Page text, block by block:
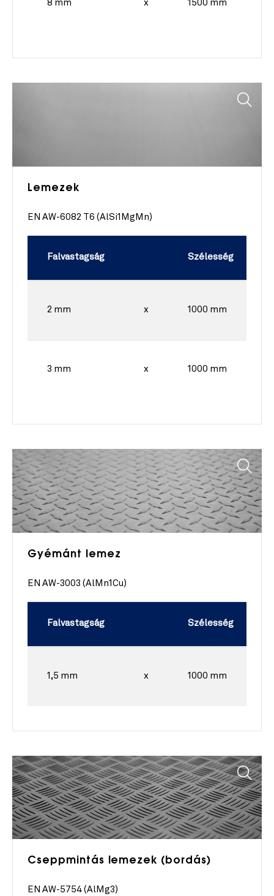
8 mm x 1500 mm
Lemezek
EN AW-6082 T6 (AlSi1MgMn)
Falvastagság Szélesség
2 mm x 1000 mm
3 mm x 1000 mm
Gyémánt lemez
EN AW-3003 (AlMn1Cu)
Falvastagság Szélesség
1,5 mm x 1000 mm
Cseppmintás lemezek (bordás)
EN AW-5754 (AlMg3)